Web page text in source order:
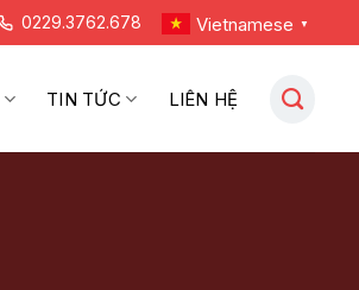
0229.3762.678 Vietnamese ▼
TIN TỨC LIÊN HỆ